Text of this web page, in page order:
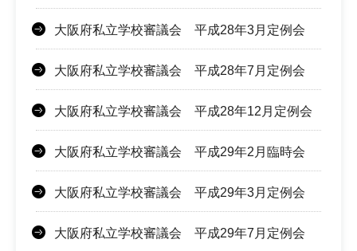
大阪府私立学校審議会 平成28年3月定例会
大阪府私立学校審議会 平成28年7月定例会
大阪府私立学校審議会 平成28年12月定例会
大阪府私立学校審議会 平成29年2月臨時会
大阪府私立学校審議会 平成29年3月定例会
大阪府私立学校審議会 平成29年7月定例会